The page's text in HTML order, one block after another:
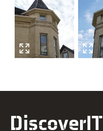
DiscoverIT